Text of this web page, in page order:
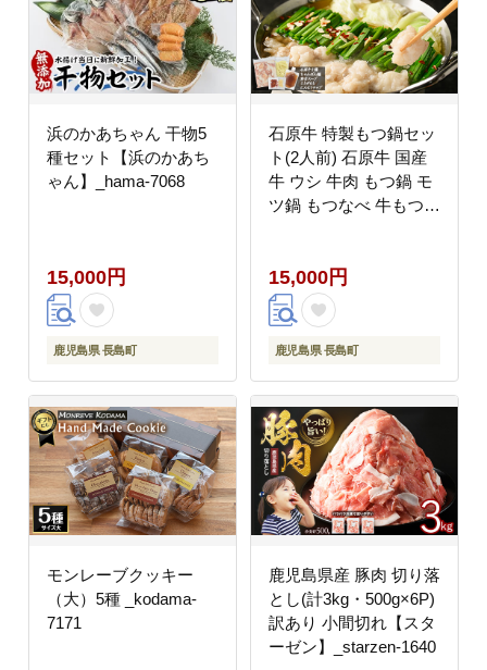
浜のかあちゃん 干物5
種セット【浜のかあち
ゃん】_hama-7068
15,000円
鹿児島県 長島町
石原牛 特製もつ鍋セッ
ト(2人前) 石原牛 国産
牛 ウシ 牛肉 もつ鍋 モ
ツ鍋 もつなべ 牛もつ鍋
PRO】_ishihara-7094
15,000円
鹿児島県 長島町
モンレーブクッキー
（大）5種 _kodama-
7171
鹿児島県産 豚肉 切り落
とし(計3kg・500g×6P)
訳あり 小間切れ【スタ
ーゼン】_starzen-1640